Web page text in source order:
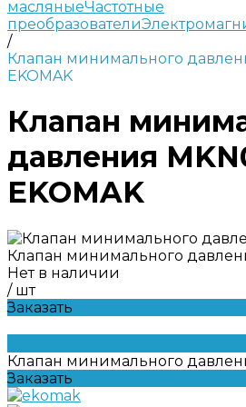
масляныеЧастотные
преобразователи
/
Клапан минимального
EKOMAK
Клапан
давления
EKOMAK
Клапан минимального
Нет в наличии
/ шт
Заказать
Клапан минимального
Заказать